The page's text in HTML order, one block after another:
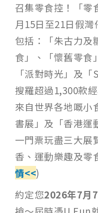
召集零食控！「零
月15日至21日假
包括：「朱古力及
食」、「懷舊零食
「派對時光」及
搜羅超過1,300款
來自世界各地嘅小
書展」及「香港運
一門票玩盡三大展
香、運動樂趣及零
情<<)
約定您2026年7月